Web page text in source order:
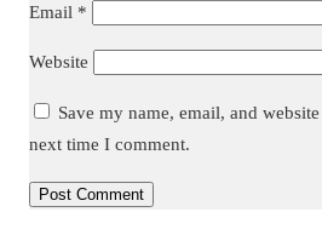
Email *
Website
Save my name, email, and
next time I comment.